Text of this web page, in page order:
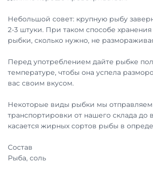
Небольшой совет: крупную рыбу
2-3 штуки. При таком способе
рыбки, сколько нужно, не
Перед употреблением дайте рыбке
температуре, чтобы она успела
вас своим вкусом.
Некоторые виды рыбки мы
транспортировки от нашего склада до
касается жирных сортов рыбы в
Состав
Рыба, соль